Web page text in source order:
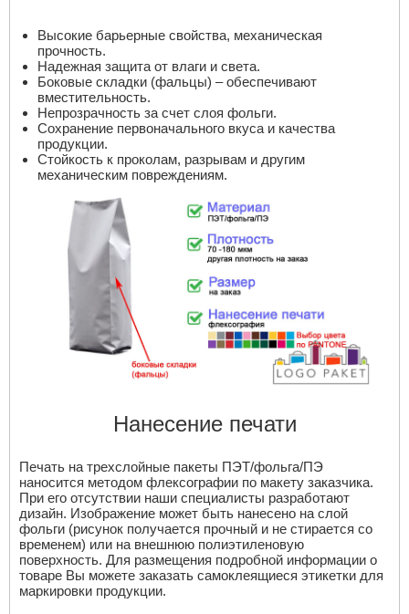
Высокие барьерные свойства, механическая
прочность.
Надежная защита от влаги и света.
Боковые складки (фальцы) – обеспечивают
вместительность.
Непрозрачность за счет слоя фольги.
Сохранение первоначального вкуса и качества
продукции.
Стойкость к проколам, разрывам и другим
механическим повреждениям.
Нанесение печати
Печать на трехслойные пакеты ПЭТ/фольга/ПЭ
наносится методом флексографии по макету заказчика.
При его отсутствии наши специалисты разработают
дизайн. Изображение может быть нанесено на слой
фольги (рисунок получается прочный и не стирается со
временем) или на внешнюю полиэтиленовую
поверхность. Для размещения подробной информации о
товаре Вы можете заказать самоклеящиеся этикетки для
маркировки продукции.